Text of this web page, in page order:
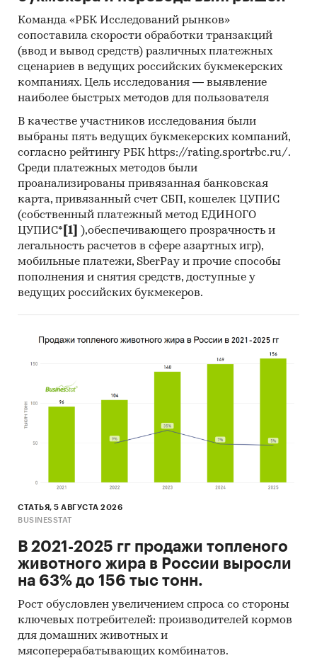
Категории: Потребительские товары
для туризма
Потребительские услуги
Пандемия
Команда «РБК Исследований рынков»
сопоставила скорости обработки транзакций
(ввод и вывод средств) различных платежных
сценариев в ведущих российских букмекерских
компаниях. Цель исследования — выявление
наиболее быстрых методов для пользователя
В качестве участников исследования были
выбраны пять ведущих букмекерских компаний,
согласно рейтингу РБК https://rating.sportrbc.ru/.
Среди платежных методов были
проанализированы привязанная банковская
карта, привязанный счет СБП, кошелек ЦУПИС
(собственный платежный метод ЕДИНОГО
ЦУПИС* [1]
),обеспечивающего прозрачность и
легальность расчетов в сфере азартных игр),
мобильные платежи, SberPay и прочие способы
пополнения и снятия средств, доступные у
ведущих российских букмекеров.
СТАТЬЯ, 5 АВГУСТА 2026
BUSINESSTAT
В 2021-2025 гг продажи топленого
животного жира в России выросли
на 63% до 156 тыс тонн.
Рост обусловлен увеличением спроса со стороны
ключевых потребителей: производителей кормов
для домашних животных и
мясоперерабатывающих комбинатов.